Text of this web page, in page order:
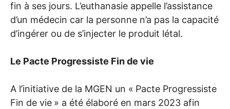
fin à ses jours. L’euthanasie appelle l’assistance
d’un médecin car la personne n’a pas la capacité
d’ingérer ou de s’injecter le produit létal.
Le Pacte Progressiste Fin de vie
A l’initiative de la MGEN un « Pacte Progressiste
Fin de vie » a été élaboré en mars 2023 afin